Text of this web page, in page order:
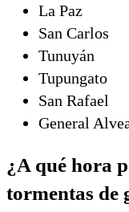
La Paz
San Carlos
Tunuyán
Tupungato
San Rafael
General
¿A qué hora
tormentas de